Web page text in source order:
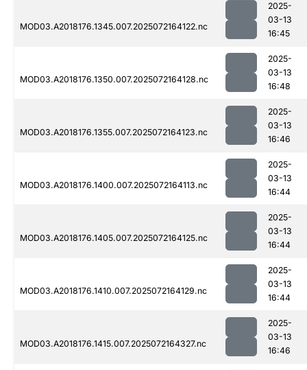
MOD03.A2018176.1345.007.2025072164122.nc
2025-
03-13
16:45
MOD03.A2018176.1350.007.2025072164128.nc
2025-
03-13
16:48
MOD03.A2018176.1355.007.2025072164123.nc
2025-
03-13
16:46
MOD03.A2018176.1400.007.2025072164113.nc
2025-
03-13
16:44
MOD03.A2018176.1405.007.2025072164125.nc
2025-
03-13
16:44
MOD03.A2018176.1410.007.2025072164129.nc
2025-
03-13
16:44
MOD03.A2018176.1415.007.2025072164327.nc
2025-
03-13
16:46